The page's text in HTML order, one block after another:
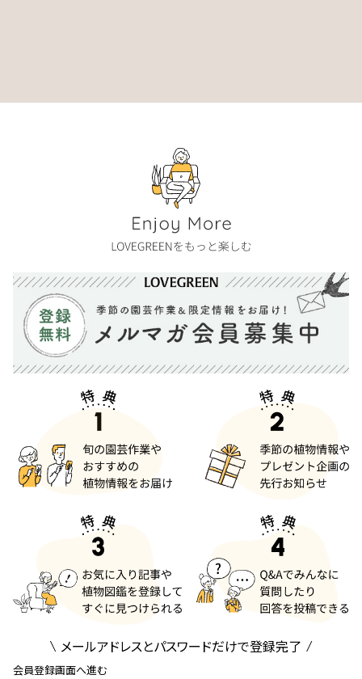
メールアドレスとパスワードだけで登録完了
会員登録画面へ進む